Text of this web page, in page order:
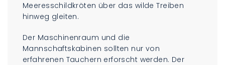
Meeresschildkröten über das wilde Treiben
hinweg gleiten.
Der Maschinenraum und die
Mannschaftskabinen sollten nur von
erfahrenen Tauchern erforscht werden. Der